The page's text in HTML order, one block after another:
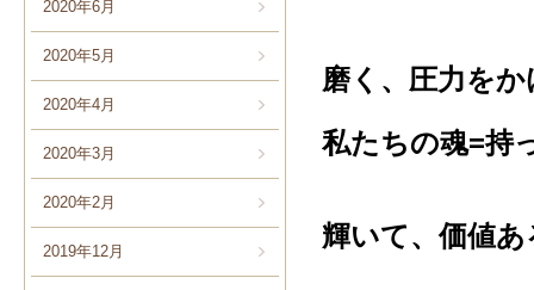
2020年6月
2020年5月
2020年4月
2020年3月
2020年2月
2019年12月
磨く、圧力を
私たちの魂=持
輝いて、価値